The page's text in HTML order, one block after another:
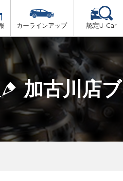
但馬
播磨
阪神方面
カーラインアップ 認定U-Car
車検（法定24か月点検）
法定 12ヶ月 点検
6ヶ月ごとの セーフティ チ
車検 3ヶ月前 無料診断
加古川店